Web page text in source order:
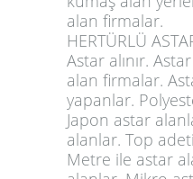
alan firmalar.
HERTÜRLÜ
Astar alınır.
alan firmalar.
yapanlar.
Japon astar
alanlar. Top
Metre ile astar